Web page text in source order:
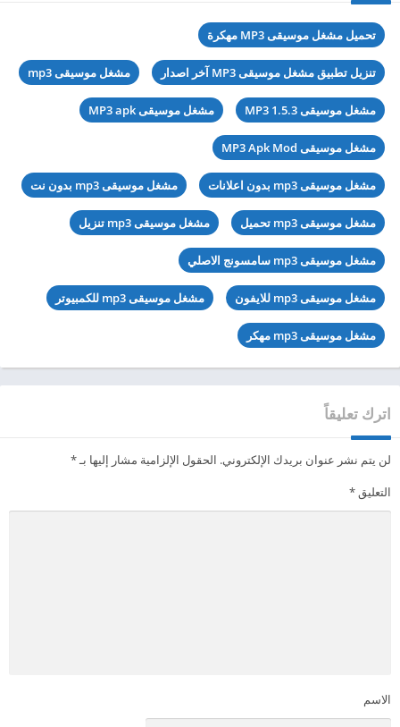
تحميل مشغل موسيقى MP3 مهكرة
تنزيل تطبيق مشغل موسيقى MP3 آخر اصدار مشغل موسيقى mp3
مشغل موسيقى MP3 1.5.3 مشغل موسيقى MP3 apk
مشغل موسيقى MP3 Apk Mod
مشغل موسيقى mp3 بدون اعلانات مشغل موسيقى mp3 بدون نت
مشغل موسيقى mp3 تحميل مشغل موسيقى mp3 تنزيل
مشغل موسيقى mp3 سامسونج الاصلي
مشغل موسيقى mp3 للايفون مشغل موسيقى mp3 للكمبيوتر
مشغل موسيقى mp3 مهكر
اترك تعليقاً
لن يتم نشر عنوان بريدك الإلكتروني. الحقول الإلزامية مشار إليها بـ*
التعليق*
الاسم